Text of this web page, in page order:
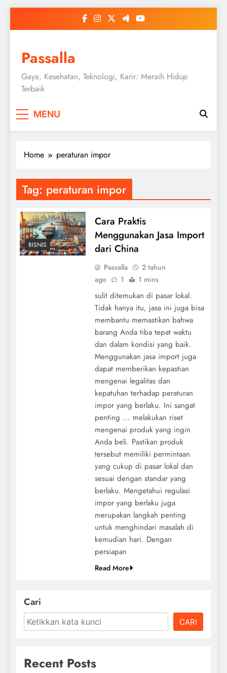
Passalla
Gaya, Kesehatan, Teknologi, Karir: Meraih Hidup
Terbaik
MENU
Home peraturan impor
Tag: peraturan impor
BISNIS
Cara Praktis
Menggunakan Jasa Import
dari China
Passalla
2 tahun
ago
1 1 mins
sulit ditemukan di pasar lokal.
Tidak hanya itu, jasa ini juga bisa
membantu memastikan bahwa
barang Anda tiba tepat waktu
dan dalam kondisi yang baik.
Menggunakan jasa import juga
dapat memberikan kepastian
mengenai legalitas dan
kepatuhan terhadap peraturan
impor yang berlaku. Ini sangat
penting ... melakukan riset
mengenai produk yang ingin
Anda beli. Pastikan produk
tersebut memiliki permintaan
yang cukup di pasar lokal dan
sesuai dengan standar yang
berlaku. Mengetahui regulasi
impor yang berlaku juga
merupakan langkah penting
untuk menghindari masalah di
kemudian hari. Dengan
persiapan
Read More
Cari
CARI
Recent Posts